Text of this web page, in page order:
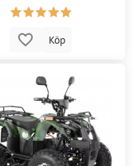
Köp